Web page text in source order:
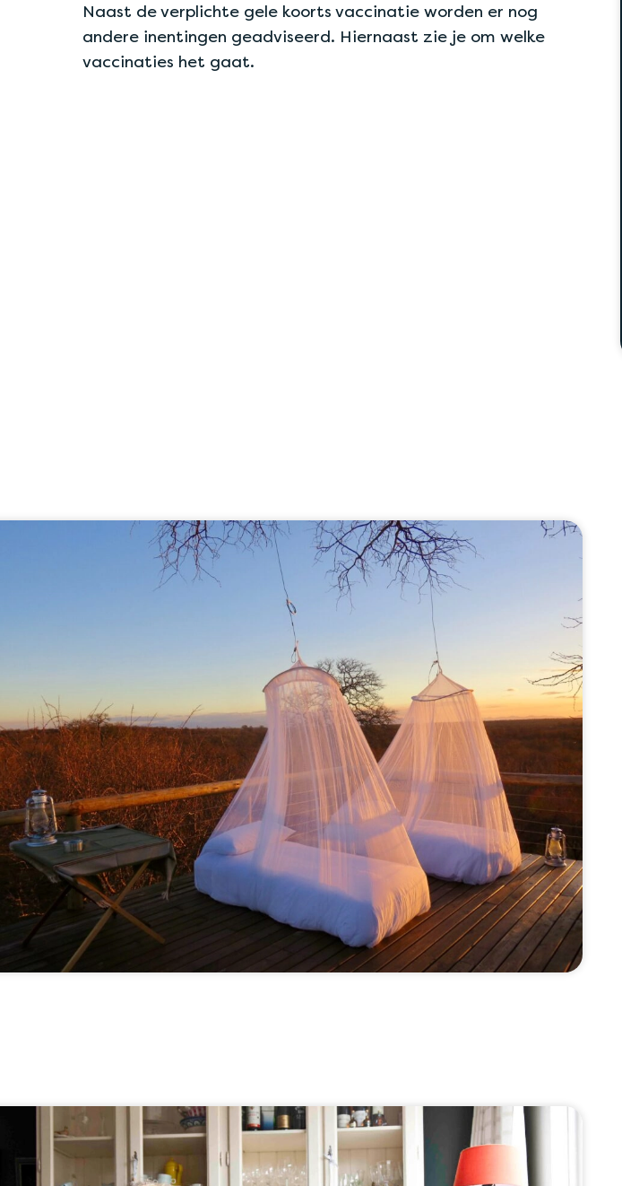
Naast de verplichte gele koorts vaccinatie worden er nog
andere inentingen geadviseerd. Hiernaast zie je om welke
vaccinaties het gaat.